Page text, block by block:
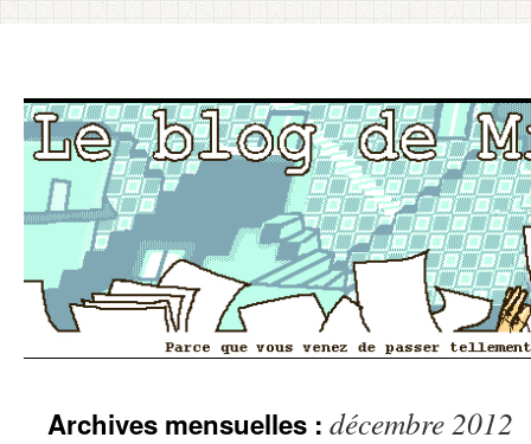
auArchives mensuelles : décembre 2012